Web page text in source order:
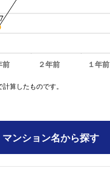
前 ２年前 １年前
算したものです。
マンション名から探す